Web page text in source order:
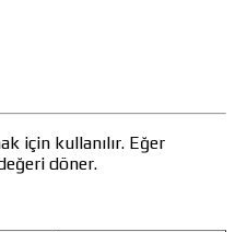
için kullanılır. Eğer
döner.